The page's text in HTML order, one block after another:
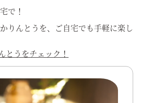
で！
りんとうを、ご自宅でも手軽に楽し
とうをチェック！